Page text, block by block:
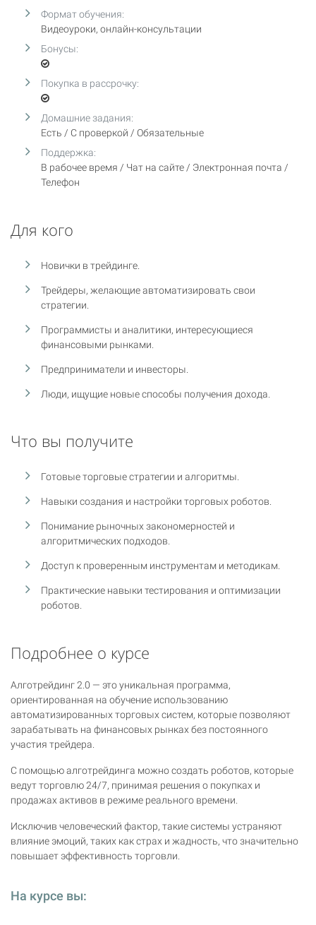
Формат обучения:
Видеоуроки, онлайн-консультации
Бонусы:
Покупка в рассрочку:
Домашние задания:
Есть / С проверкой / Обязательные
Поддержка:
В рабочее время / Чат на сайте / Электронная почта /
Телефон
Для кого
Новички в трейдинге.
Трейдеры, желающие автоматизировать свои
стратегии.
Программисты и аналитики, интересующиеся
финансовыми рынками.
Предприниматели и инвесторы.
Люди, ищущие новые способы получения дохода.
Что вы получите
Готовые торговые стратегии и алгоритмы.
Навыки создания и настройки торговых роботов.
Понимание рыночных закономерностей и
алгоритмических подходов.
Доступ к проверенным инструментам и методикам.
Практические навыки тестирования и оптимизации
роботов.
Подробнее о курсе
Алготрейдинг 2.0 — это уникальная программа,
ориентированная на обучение использованию
автоматизированных торговых систем, которые позволяют
зарабатывать на финансовых рынках без постоянного
участия трейдера.
С помощью алготрейдинга можно создать роботов, которые
ведут торговлю 24/7, принимая решения о покупках и
продажах активов в режиме реального времени.
Исключив человеческий фактор, такие системы устраняют
влияние эмоций, таких как страх и жадность, что значительно
повышает эффективность торговли.
На курсе вы: